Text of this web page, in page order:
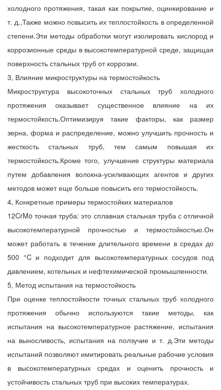
холодного протяжения, такая как покрытие, оцинкирование и
т. д.,Также можно повысить их теплостойкость в определенной
степени.Эти методы обработки могут изолировать кислород и
коррозионные среды в высокотемпературной среде, защищая
поверхность стальных труб от коррозии.
3, Влияние микроструктуры на термостойкость
Микроструктура высокоточных стальных труб холодного
протяжения оказывает существенное влияние на их
термостойкость.Оптимизируя такие факторы, как размер
зерна, форма и распределение, можно улучшить прочность и
жесткость стальных труб, тем самым повышая их
термостойкость.Кроме того, улучшение структуры материала
путем добавления волокна-усиливающих агентов и других
методов может еще больше повысить его термостойкость.
4, Конкретные примеры термостойких материалов
12CrMo точная труба: это сплавная стальная труба с отличной
высокотемпературной прочностью и термостойкостью.Он
может работать в течение длительного времени в средах до
500 °C и подходит для высокотемпературных сосудов под
давлением, котельных и нефтехимической промышленности.
5, Метод испытания на термостойкость
При оценке теплостойкости точных стальных труб холодного
протяжения обычно используются такие методы, как
испытания на высокотемпературное растяжение, испытания
на выносливость, испытания на ползучие и т. д.Эти методы
испытаний позволяют имитировать реальные рабочие условия
в высокотемпературных средах и оценить прочность и
устойчивость стальных труб при высоких температурах.